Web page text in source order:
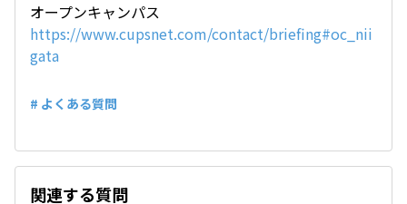
オープンキャンパス
https://www.cupsnet.com/contact/briefing#oc_nii
gata
# よくある質問
関連する質問